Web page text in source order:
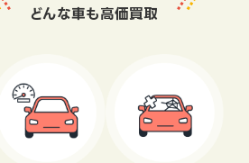
どんな車も高価買取